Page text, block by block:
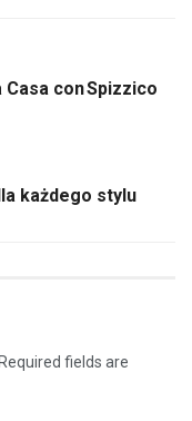
con Spizzico
każdego stylu
Required fields are